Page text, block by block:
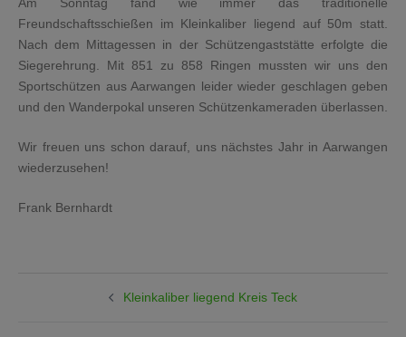
Freundschaftsschießen im Kleinkaliber liegend auf 50m statt.
Nach dem Mittagessen in der Schützengaststätte erfolgte die
Siegerehrung. Mit 851 zu 858 Ringen mussten wir uns den
Sportschützen aus Aarwangen leider wieder geschlagen geben
und den Wanderpokal unseren Schützenkameraden überlassen.
Wir freuen uns schon darauf, uns nächstes Jahr in Aarwangen
wiederzusehen!
Frank Bernhardt
Kleinkaliber liegend Kreis Teck